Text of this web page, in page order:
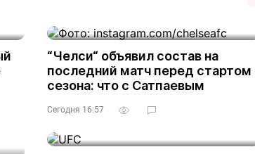
“Челси“ объявил состав на
последний матч перед стартом
сезона: что с Сатпаевым
Сегодня 16:57